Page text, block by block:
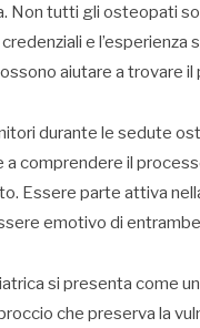
Non tutti gli osteopati
e
aiutare a trovare
durante le sedute
comprendere il
Essere parte attiva
emotivo di
si presenta come
che preserva la